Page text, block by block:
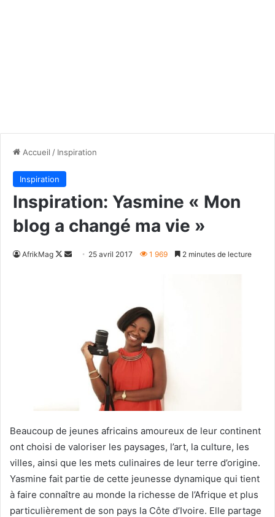
Accueil / Inspiration
Inspiration
Inspiration: Yasmine « Mon
blog a changé ma vie »
AfrikMag
Follow
Envoyer25 avril 2017 1 969 2 minutes de lecture
Beaucoup de jeunes africains amoureux de leur continent
ont choisi de valoriser les paysages, l’art, la culture, les
villes, ainsi que les mets culinaires de leur terre d’origine.
Yasmine fait partie de cette jeunesse dynamique qui tient
à faire connaître au monde la richesse de l’Afrique et plus
particulièrement de son pays la Côte d’Ivoire. Elle partage